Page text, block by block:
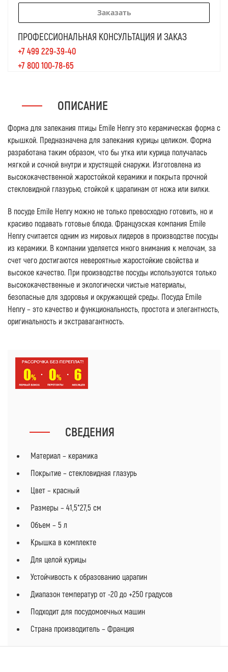
Заказать
ПРОФЕССИОНАЛЬНАЯ КОНСУЛЬТАЦИЯ И ЗАКАЗ
+7 499 229-39-40
+7 800 100-78-65
ОПИСАНИЕ
Форма для запекания птицы Emile Henry это керамическая форма с
крышкой. Предназначена для запекания курицы целиком. Форма
разработана таким образом, что бы утка или курица получалась
мягкой и сочной внутри и хрустящей снаружи. Изготовлена из
высококачественной жаростойкой керамики и покрыта прочной
стекловидной глазурью, стойкой к царапинам от ножа или вилки.
В посуде Emile Henry можно не только превосходно готовить, но и
красиво подавать готовые блюда. Французская компания Emile
Henry считается одним из мировых лидеров в производстве посуды
из керамики. В компании уделяется много внимания к мелочам, за
счет чего достигаются невероятные жаростойкие свойства и
высокое качество. При производстве посуды используются только
высококачественные и экологически чистые материалы,
безопасные для здоровья и окружающей среды. Посуда Emile
Henry – это качество и функциональность, простота и элегантность,
оригинальность и экстравагантность.
СВЕДЕНИЯ
Материал – керамика
Покрытие – стекловидная глазурь
Цвет – красный
Размеры – 41,5*27,5 см
Объем – 5 л
Крышка в комплекте
Для целой курицы
Устойчивость к образованию царапин
Диапазон температур от -20 до +250 градусов
Подходит для посудомоечных машин
Страна производитель – Франция